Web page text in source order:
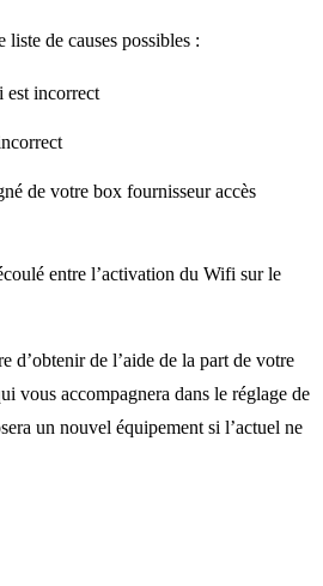
de causes possibles :
est incorrect
de votre box fournisseur accès
entre l’activation du Wifi sur le
d’obtenir de l’aide de la part de votre
vous accompagnera dans le réglage de
un nouvel équipement si l’actuel ne